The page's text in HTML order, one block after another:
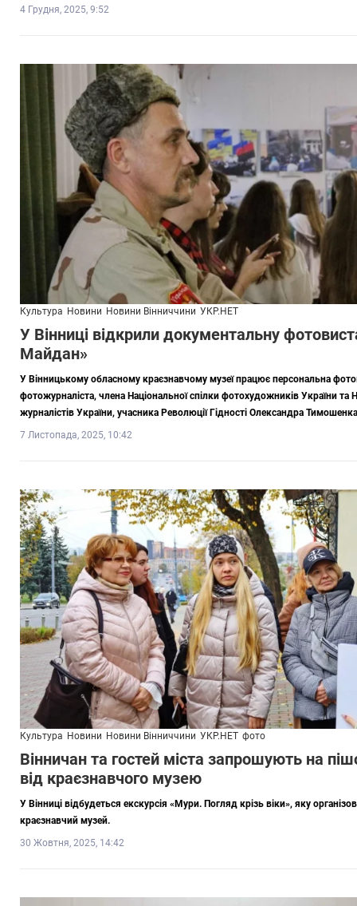
4 Грудня, 2025, 9:52
Культура Новини Новини Вінниччини УКР.НЕТ
У Вінниці відкрили документальну
Майдан»
У Вінницькому обласному краєзнавчому музеї працює персональна
фотожурналіста, члена Національної спілки фотохудожників України та
журналістів України, учасника Революції Гідності Олександра
7 Листопада, 2025, 10:42
Культура Новини Новини Вінниччини УКР.НЕТ фото
Вінничан та гостей міста запрошують на
від краєзнавчого музею
У Вінниці відбудеться екскурсія «Мури. Погляд крізь віки», яку
краєзнавчий музей.
30 Жовтня, 2025, 14:42